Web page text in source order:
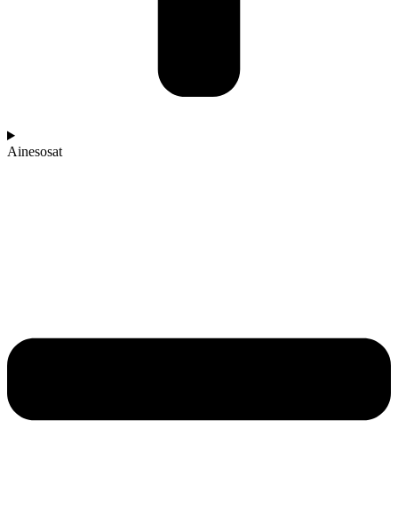
Ainesosat